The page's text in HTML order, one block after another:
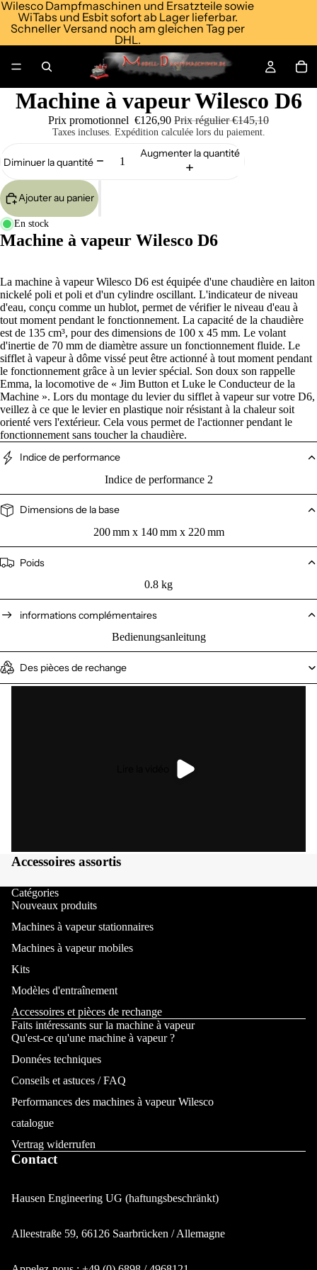
Wilesco Dampfmaschinen und Ersatzteile sowie
WiTabs und Esbit sofort ab Lager lieferbar.
Schneller Versand noch am gleichen Tag per
DHL.
Machine à vapeur Wilesco D6
Prix promotionnel €126,90 Prix régulier€145,10
Taxes incluses. Expédition calculée lors du paiement.
Diminuer la quantité
Augmenter la quantité
Ajouter au panier
En stock
Machine à vapeur Wilesco D6
La machine à vapeur Wilesco D6 est équipée d'une chaudière en laiton
nickelé poli et poli et d'un cylindre oscillant. L'indicateur de niveau
d'eau, conçu comme un hublot, permet de vérifier le niveau d'eau à
tout moment pendant le fonctionnement. La capacité de la chaudière
est de 135 cm³, pour des dimensions de 100 x 45 mm. Le volant
d'inertie de 70 mm de diamètre assure un fonctionnement fluide. Le
sifflet à vapeur à dôme vissé peut être actionné à tout moment pendant
le fonctionnement grâce à un levier spécial. Son doux son rappelle
Emma, ​​​​la locomotive de « Jim Button et Luke le Conducteur de la
Machine ». Lors du montage du levier du sifflet à vapeur sur votre D6,
veillez à ce que le levier en plastique noir résistant à la chaleur soit
orienté vers l'extérieur. Cela vous permet de l'actionner pendant le
fonctionnement sans toucher la chaudière.
Indice de performance
Indice de performance 2
Dimensions de la base
200 mm x 140 mm x 220 mm
Poids
0.8 kg
informations complémentaires
Bedienungsanleitung
Des pièces de rechange
Accessoires assortis
Catégories
Nouveaux produits
Machines à vapeur stationnaires
Machines à vapeur mobiles
Kits
Modèles d'entraînement
Accessoires et pièces de rechange
Faits intéressants sur la machine à vapeur
Qu'est-ce qu'une machine à vapeur ?
Données techniques
Conseils et astuces / FAQ
Performances des machines à vapeur Wilesco
catalogue
Vertrag widerrufen
Contact
Hausen Engineering UG (haftungsbeschränkt)
Alleestraße 59, 66126 Saarbrücken / Allemagne